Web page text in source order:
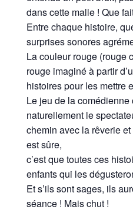
dans cette malle ! Que
Entre chaque histoire,
surprises sonores
La couleur rouge (rouge
rouge imaginé à partir
histoires pour les mettre
Le jeu de la comédienne
naturellement le
chemin avec la rêverie
est sûre,
c’est que toutes ces
enfants qui les
Et s’ils sont sages, ils
séance ! Mais chut !